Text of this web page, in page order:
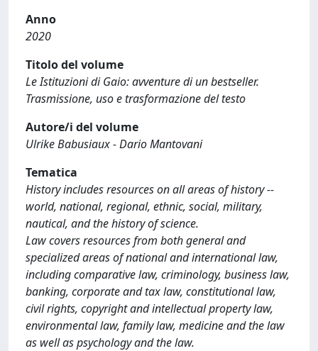
Anno
2020
Titolo del volume
Le Istituzioni di Gaio: avventure di un bestseller.
Trasmissione, uso e trasformazione del testo
Autore/i del volume
Ulrike Babusiaux - Dario Mantovani
Tematica
History includes resources on all areas of history --
world, national, regional, ethnic, social, military,
nautical, and the history of science.
Law covers resources from both general and
specialized areas of national and international law,
including comparative law, criminology, business law,
banking, corporate and tax law, constitutional law,
civil rights, copyright and intellectual property law,
environmental law, family law, medicine and the law
as well as psychology and the law.